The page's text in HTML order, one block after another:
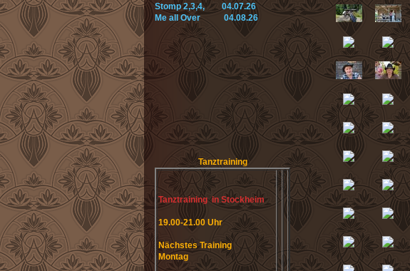
Stomp 2,3,4, 04.07.26
Me all Over 04.08.26
Tanztraining
Tanztraining in Stockheim
19.00-21.00 Uhr
Nächstes Training
Montag